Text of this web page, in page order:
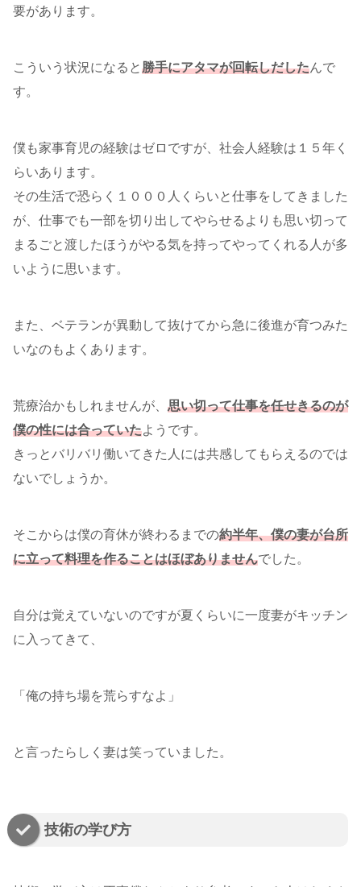
要があります。
こういう状況になると勝手にアタマが回転しだしたんで
す。
僕も家事育児の経験はゼロですが、社会人経験は１５年く
らいあります。
その生活で恐らく１０００人くらいと仕事をしてきました
が、仕事でも一部を切り出してやらせるよりも思い切って
まるごと渡したほうがやる気を持ってやってくれる人が多
いように思います。
また、ベテランが異動して抜けてから急に後進が育つみた
いなのもよくあります。
荒療治かもしれませんが、 思い切って仕事を任せきるのが
僕の性には合っていたようです。
きっとバリバリ働いてきた人には共感してもらえるのでは
ないでしょうか。
そこからは僕の育休が終わるまでの約半年、僕の妻が台所
に立って料理を作ることはほぼありませんでした。
自分は覚えていないのですが夏くらいに一度妻がキッチン
に入ってきて、
「俺の持ち場を荒らすなよ」
と言ったらしく妻は笑っていました。
技術の学び方